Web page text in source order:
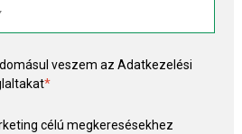
veszem azAdatkezelési
*
célú megkeresésekhez